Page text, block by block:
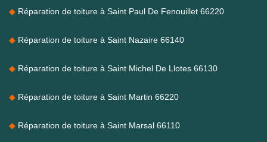
Réparation de toiture à Saint Paul De Fenouillet 66220
Réparation de toiture à Saint Nazaire 66140
Réparation de toiture à Saint Michel De Llotes 66130
Réparation de toiture à Saint Martin 66220
Réparation de toiture à Saint Marsal 66110